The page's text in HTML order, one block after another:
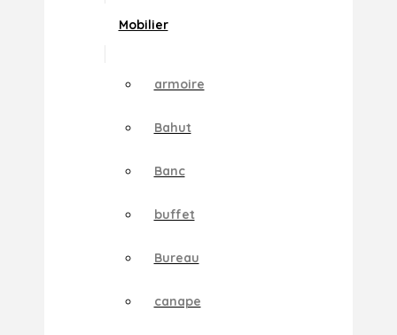
Mobilier
armoire
Bahut
Banc
buffet
Bureau
canape